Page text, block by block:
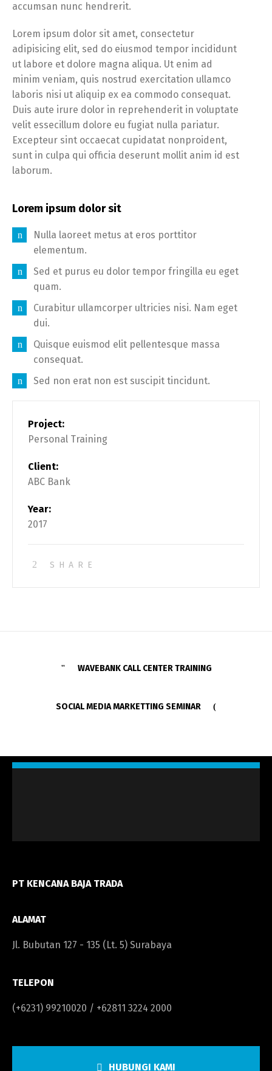
accumsan nunc hendrerit.
Lorem ipsum dolor sit amet, consectetur
adipisicing elit, sed do eiusmod tempor incididunt
ut labore et dolore magna aliqua. Ut enim ad
minim veniam, quis nostrud exercitation ullamco
laboris nisi ut aliquip ex ea commodo consequat.
Duis aute irure dolor in reprehenderit in voluptate
velit essecillum dolore eu fugiat nulla pariatur.
Excepteur sint occaecat cupidatat nonproident,
sunt in culpa qui officia deserunt mollit anim id est
laborum.
Lorem ipsum dolor sit
Nulla laoreet metus at eros porttitor
elementum.
Sed et purus eu dolor tempor fringilla eu eget
quam.
Curabitur ullamcorper ultricies nisi. Nam eget
dui.
Quisque euismod elit pellentesque massa
consequat.
Sed non erat non est suscipit tincidunt.
Project:
Personal Training
Client:
ABC Bank
Year:
2017
SHARE
WAVEBANK CALL CENTER TRAINING
SOCIAL MEDIA MARKETTING SEMINAR
PT KENCANA BAJA TRADA
ALAMAT
Jl. Bubutan 127 - 135 (Lt. 5) Surabaya
TELEPON
(+6231) 99210020 / +62811 3224 2000
HUBUNGI KAMI